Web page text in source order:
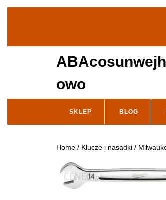
owo
SKLEP BLOG
Home / Klucze i nasadki /